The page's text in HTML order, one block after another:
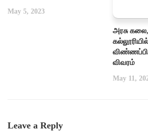
May 5, 2023
அரசு
விவரம்
May 11,
Leave a Reply